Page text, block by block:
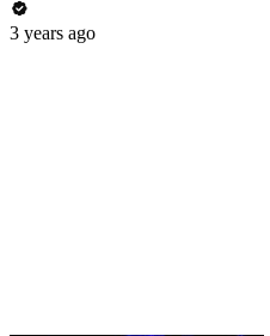
3 years ago